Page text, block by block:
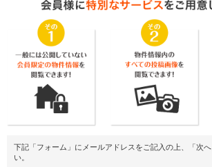
下記「フォーム」にメールアドレスをご記入の上、「次
い。